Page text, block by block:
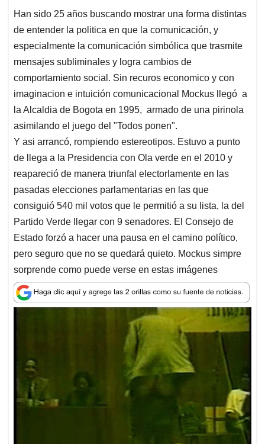
a
t
s
p
c
e
b
k
n
k
e
n
a
l
r
e
a
s
Han sido 25 años buscando mostrar una forma distintas
de entender la politica en que la comunicación, y
especialmente la comunicación simbólica que trasmite
mensajes subliminales y logra cambios de
comportamiento social. Sin recuros economico y con
imaginacion e intuición comunicacional Mockus llegó a
la Alcaldia de Bogota en 1995, armado de una pirinola
asimilando el juego del "Todos ponen".
Y asi arrancó, rompiendo estereotipos. Estuvo a punto
de llega a la Presidencia con Ola verde en el 2010 y
reapareció de manera triunfal electorlamente en las
pasadas elecciones parlamentarias en las que
consiguió 540 mil votos que le permitió a su lista, la del
Partido Verde llegar con 9 senadores. El Consejo de
Estado forzó a hacer una pausa en el camino político,
pero seguro que no se quedará quieto. Mockus simpre
sorprende como puede verse en estas imágenes